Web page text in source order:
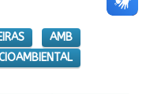
AMB